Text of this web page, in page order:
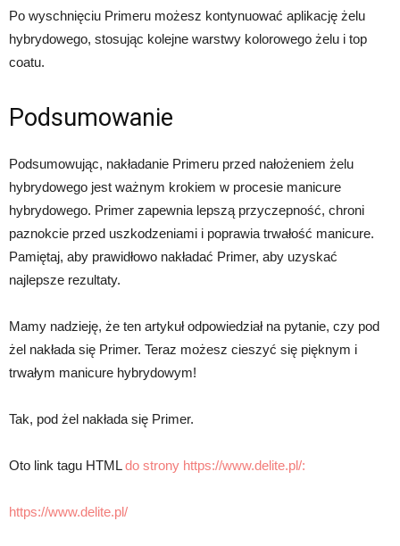
Po wyschnięciu Primeru możesz kontynuować aplikację żelu
hybrydowego, stosując kolejne warstwy kolorowego żelu i top
coatu.
Podsumowanie
Podsumowując, nakładanie Primeru przed nałożeniem żelu
hybrydowego jest ważnym krokiem w procesie manicure
hybrydowego. Primer zapewnia lepszą przyczepność, chroni
paznokcie przed uszkodzeniami i poprawia trwałość manicure.
Pamiętaj, aby prawidłowo nakładać Primer, aby uzyskać
najlepsze rezultaty.
Mamy nadzieję, że ten artykuł odpowiedział na pytanie, czy pod
żel nakłada się Primer. Teraz możesz cieszyć się pięknym i
trwałym manicure hybrydowym!
Tak, pod żel nakłada się Primer.
Oto link tagu HTMLdo strony https://www.delite.pl/:
https://www.delite.pl/